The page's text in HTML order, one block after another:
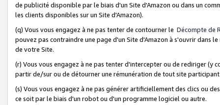
de publicité disponible par le biais d'un Site d'Amazon ou dans un
les clients disponibles sur un Site d'Amazon).
(q) Vous vous engagez à ne pas tenter de contourner le Décompte de
pouvez pas contraindre une page d'un Site d'Amazon à s'ouvrir dans
de votre Site.
(r) Vous vous engagez à ne pas tenter d'intercepter ou de rediriger
partir de/sur ou de détourner une rémunération de tout site
(s) Vous vous engagez à ne pas générer artificiellement des clics ou
ce soit par le biais d'un robot ou d'un programme logiciel ou autre.